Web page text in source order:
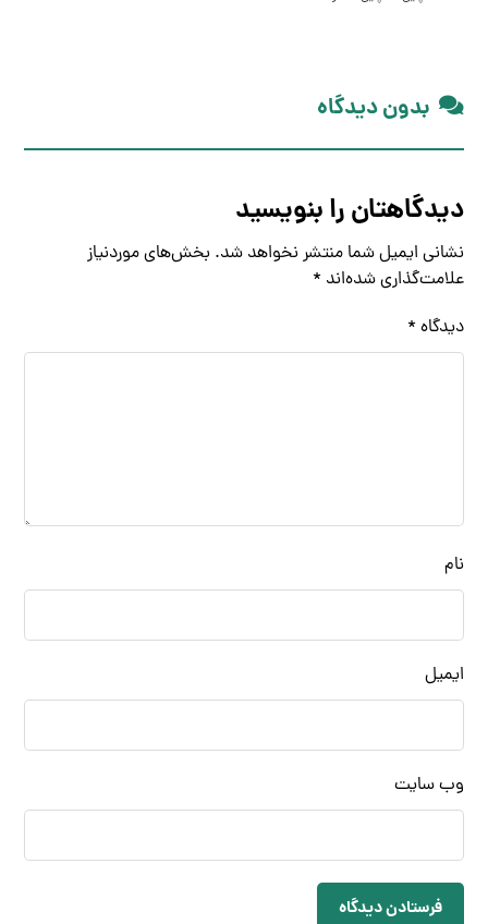
بدون دیدگاه
دیدگاهتان را بنویسید
نشانی ایمیل شما منتشر نخواهد شد. بخش‌های موردنیاز
علامت‌گذاری شده‌اند *
دیدگاه *
نام
ایمیل
وب‌ سایت
فرستادن دیدگاه